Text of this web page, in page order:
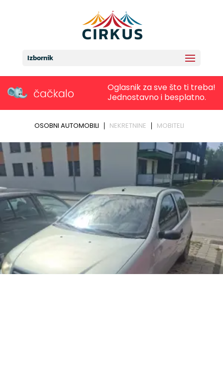
Izbornik